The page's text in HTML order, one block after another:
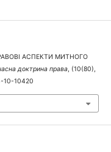
АСПЕКТИ МИТНОГО
доктрина права, (10(80),
10-10420